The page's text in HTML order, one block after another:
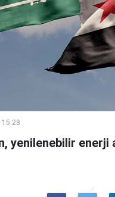
yenilenebilir enerji